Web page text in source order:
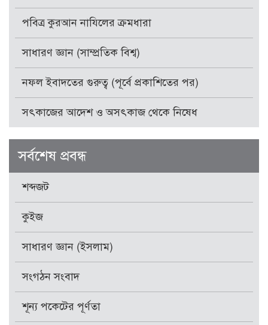
পবিত্র কুরআন নাযিলের ক্রমধারা
সাধারণ জ্ঞান (সাম্প্রতিক বিশ্ব)
নফল ইবাদতের গুরুত্ব (পূর্বে প্রকাশিতের পর)
সৎকাজের আদেশ ও অসৎকাজ থেকে নিষেধ
সর্বশেষ প্রবন্ধ
শব্দজট
কুইজ
সাধারণ জ্ঞান (ইসলাম)
সংগঠন সংবাদ
শূন্য পকেটের পূর্ণতা